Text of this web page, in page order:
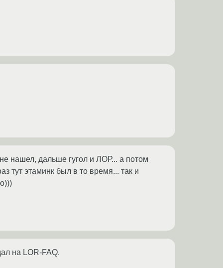
нашел, дальше гугол и ЛОР... а потом
тут этаминк был в то время... так и
на LOR-FAQ.